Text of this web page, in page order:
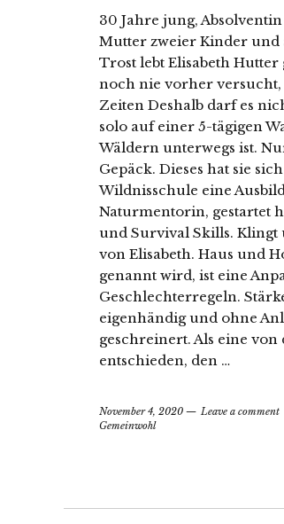
30 Jahre jung,
Mutter zweier Kinder
Trost lebt Elisabeth
noch nie vorher versucht,
Zeiten Deshalb darf es
solo auf einer 5-tägigen
Wäldern unterwegs ist.
Gepäck. Dieses hat sie
Wildnisschule eine
Naturmentorin, gestartet
und Survival Skills. Klingt
von Elisabeth. Haus und
genannt wird, ist eine
Geschlechterregeln.
eigenhändig und ohne
geschreinert. Als eine
entschieden, den …
November 4, 2020
Leave a comment
Gemeinwohl